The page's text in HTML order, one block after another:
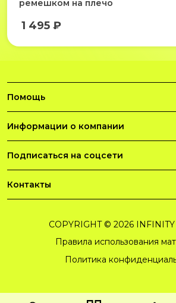
ремешком на плечо
1 495 ₽
Помощь
Информации о компании
Подписаться на соцсети
Контакты
COPYRIGHT © 2026 INFINITY
Правила использования
Политика